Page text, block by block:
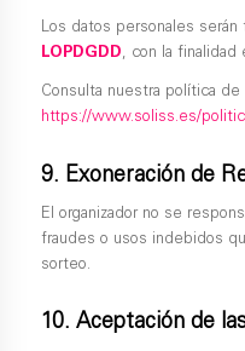
Los datos personales serán
LOPDGDD, con la finalidad
Consulta nuestra política
https://www.soliss.es/
9. Exoneración de
El organizador no se
fraudes o usos indebidos
sorteo.
10. Aceptación de